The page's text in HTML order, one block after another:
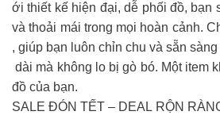
ới thiết kế hiện đại, dễ phối đồ, bạn
và thoải mái trong mọi hoàn cảnh.
, giúp bạn luôn chỉn chu và sẵn
dài mà không lo bị gò bó. Một item
đồ của bạn.
SALE ĐÓN TẾT – DEAL RỘN